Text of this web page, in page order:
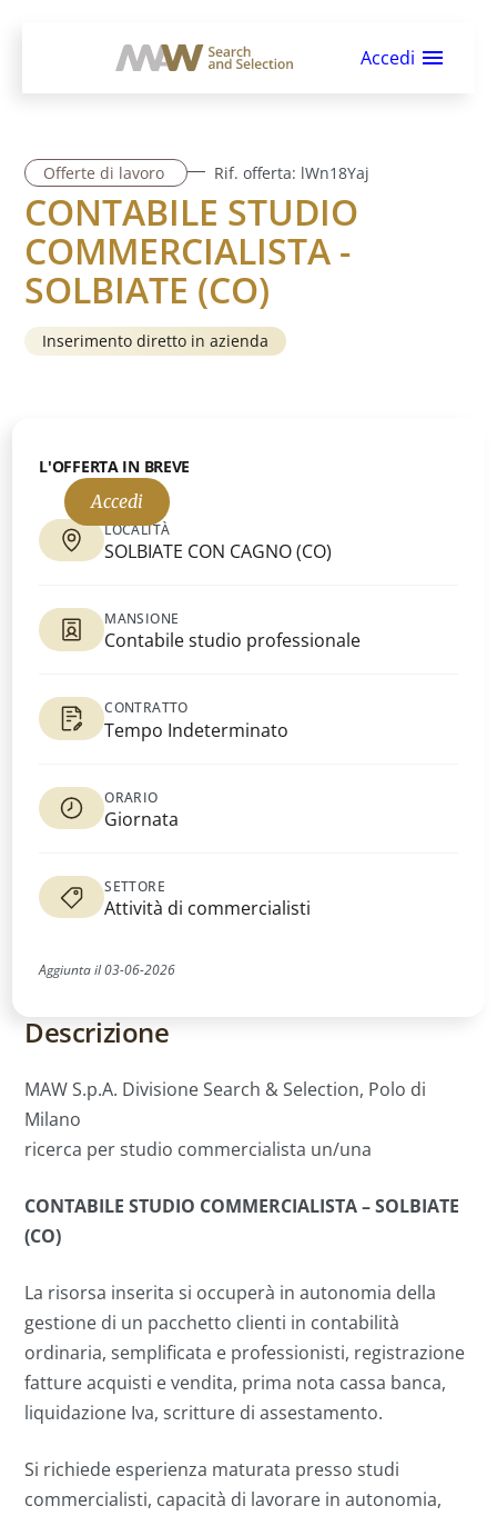
Accedi
Offerte di lavoro Rif. offerta: lWn18Yaj
CONTABILE STUDIO
COMMERCIALISTA -
SOLBIATE (CO)
Inserimento diretto in azienda
Descrizione
MAW S.p.A. Divisione Search & Selection, Polo di
Milano
ricerca per studio commercialista un/una
CONTABILE STUDIO COMMERCIALISTA – SOLBIATE
(CO)
La risorsa inserita si occuperà in autonomia della
gestione di un pacchetto clienti in contabilità
ordinaria, semplificata e professionisti, registrazione
fatture acquisti e vendita, prima nota cassa banca,
liquidazione Iva, scritture di assestamento.
Si richiede esperienza maturata presso studi
commercialisti, capacità di lavorare in autonomia,
L'OFFERTA IN BREVE
LOCALITÀ
SOLBIATE CON CAGNO(CO)
MANSIONE
Contabile studio professionale
CONTRATTO
Tempo Indeterminato
ORARIO
Giornata
SETTORE
Attività di commercialisti
Accedi
Aggiunta il03-06-2026